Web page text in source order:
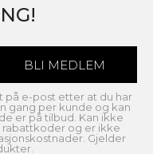
på e-post etter at du har
gang per kunde og kan
er på tilbud. Kan ikke
rabattkoder og er ikke
Gjelder